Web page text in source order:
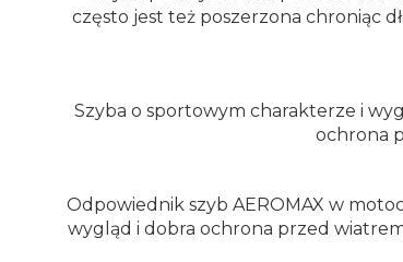
często jest też poszerzona chroniąc
Szyba o sportowym charakterze i
ochrona
Odpowiednik szyb AEROMAX w
wygląd i dobra ochrona przed